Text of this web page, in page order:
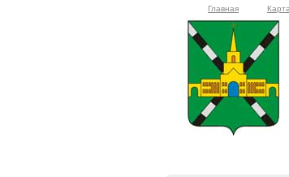
Главная